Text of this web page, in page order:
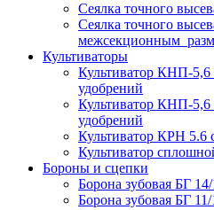
Сеялка точного
Сеялка точного
межсекционным
Культиваторы
Культиватор КНП-5,6
удобрений
Культиватор КНП-5,6
удобрений
Культиватор КРН
Культиватор
Бороны и сцепки
Борона зубовая БГ
Борона зубовая БГ